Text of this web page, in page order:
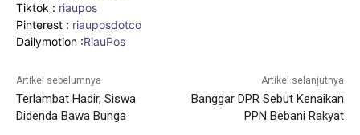
Tiktok : riaupos
Pinterest : riauposdotco
Dailymotion :RiauPos
Artikel sebelumnya
Terlambat Hadir, Siswa
Didenda Bawa Bunga
Artikel selanjutnya
Banggar DPR Sebut Kenaikan
PPN Bebani Rakyat